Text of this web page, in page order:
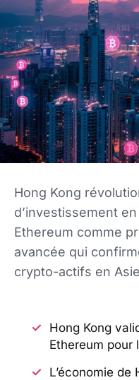
Hong Kong
d’investissement
Ethereum comme
avancée qui
crypto-actifs en
Hong Kong
Ethereum pour
L’économie de